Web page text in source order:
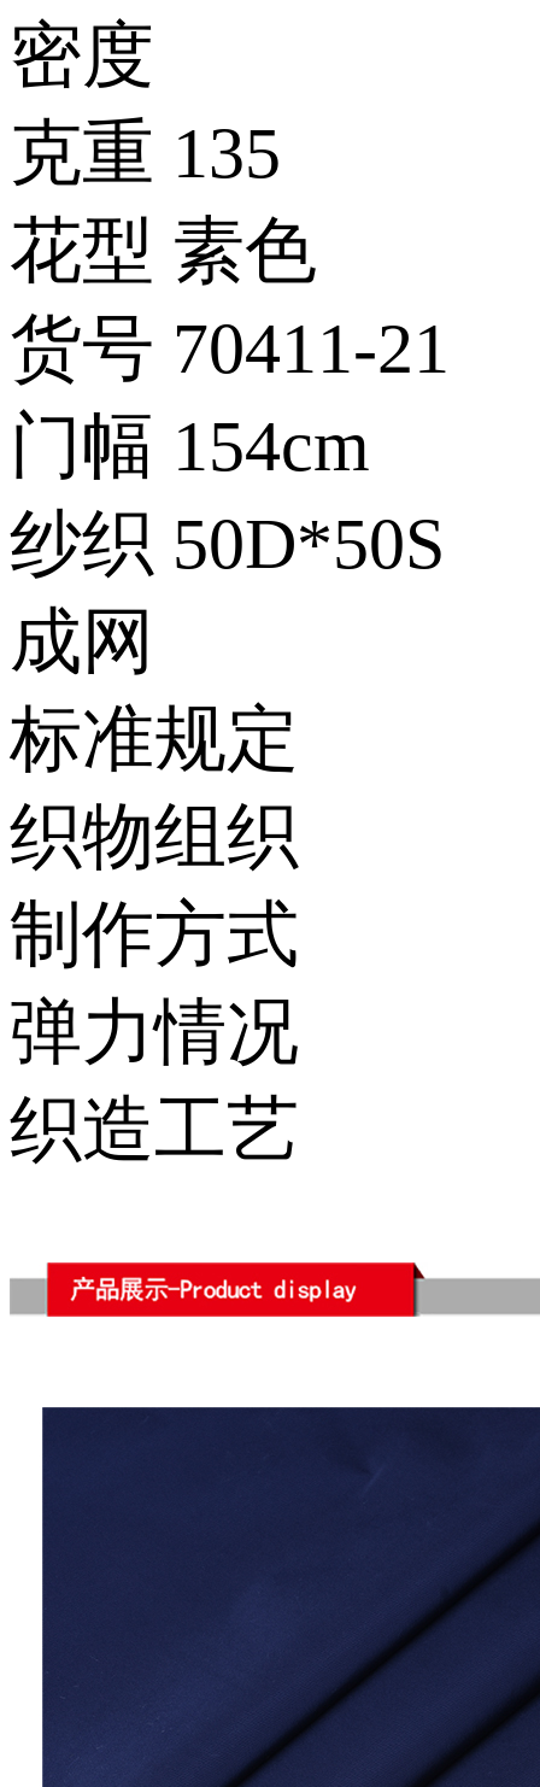
密度
克重 135
花型 素色
货号 70411-21
门幅 154cm
纱织 50D*50S
成网
标准规定
织物组织
制作方式
弹力情况
织造工艺